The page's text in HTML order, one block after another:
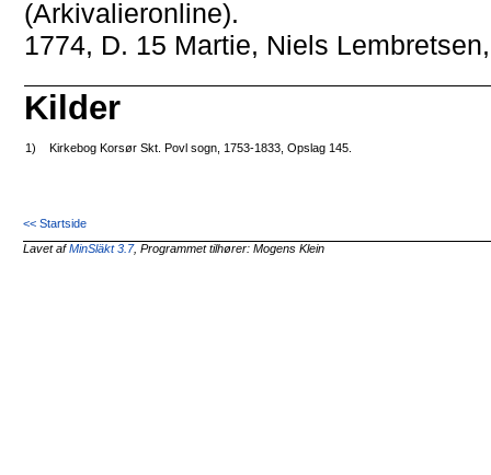
(Arkivalieronline).
1774, D. 15 Martie, Niels
Kilder
1) Kirkebog Korsør Skt. Povl sogn, 1753-1833, Opslag 145.
<< Startside
Lavet afMinSläkt 3.7, Programmet tilhører: Mogens Klein